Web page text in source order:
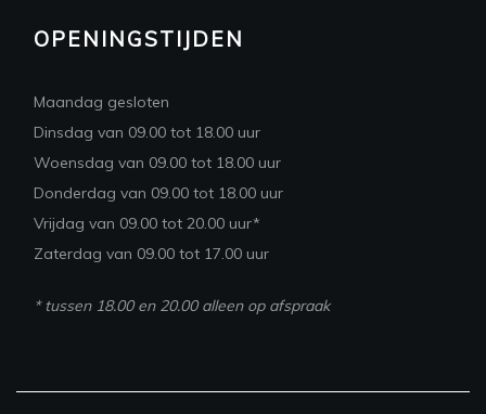
OPENINGSTIJDEN
Maandag gesloten
Dinsdag van 09.00 tot 18.00 uur
Woensdag van 09.00 tot 18.00 uur
Donderdag van 09.00 tot 18.00 uur
Vrijdag van 09.00 tot 20.00 uur*
Zaterdag van 09.00 tot 17.00 uur
* tussen 18.00 en 20.00 alleen op afspraak